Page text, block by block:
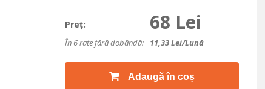
Preţ: 68 Lei
În 6 rate fără dobândă: 11,33Lei/lună
Adaugă în coș